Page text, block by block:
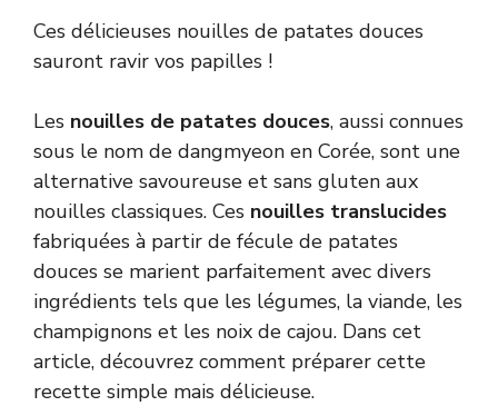
Ces délicieuses nouilles de patates douces
sauront ravir vos papilles !
Les nouilles de patates douces, aussi connues
sous le nom de dangmyeon en Corée, sont une
alternative savoureuse et sans gluten aux
nouilles classiques. Ces nouilles translucides
fabriquées à partir de fécule de patates
douces se marient parfaitement avec divers
ingrédients tels que les légumes, la viande, les
champignons et les noix de cajou. Dans cet
article, découvrez comment préparer cette
recette simple mais délicieuse.